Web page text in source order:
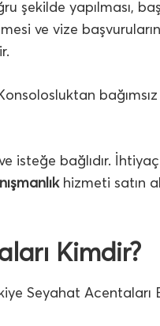
şekilde yapılması,
ve vize
isteğe bağlıdır.
hizmeti satın
Kimdir?
Seyahat Acentaları